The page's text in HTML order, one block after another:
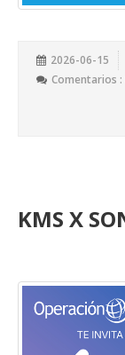
2026-06-15
Comentarios :
KMS X